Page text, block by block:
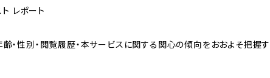
レポート
性別・閲覧履歴・本サービスに関する関心の傾向をおおよそ把握す